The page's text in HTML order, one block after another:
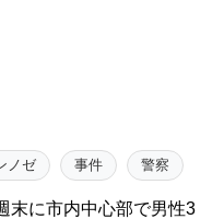
ノゼ 事件 警察
末に市内中心部で男性3